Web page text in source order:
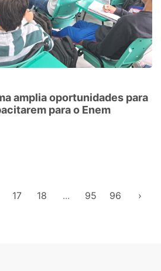
amplia oportunidades para
para o Enem
17 18 ... 95 96 ›